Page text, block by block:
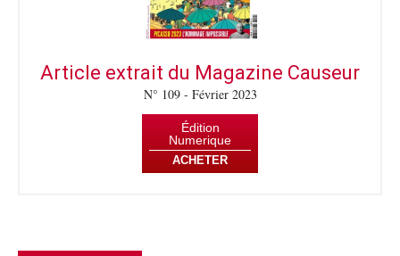
Article extrait du Magazine Causeur
N° 109 - Février 2023
Édition
Numerique
ACHETER